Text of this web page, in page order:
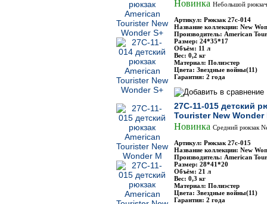
Новинка Небольшой
Артикул: Рюкзак 27с-014
Название коллекции: New
Производитель: American
Размер: 24*35*17
Объём: 11 л
Вес: 0,2 кг
Материал: Полиэстер
Цвета: Звездные войны(11)
Гарантия: 2 года
27C-11-015 детский
Tourister New Wonder
Новинка Средний рюкзак
Артикул: Рюкзак 27с-015
Название коллекции: New
Производитель: American
Размер: 28*41*20
Объём: 21 л
Вес: 0,3 кг
Материал: Полиэстер
Цвета: Звездные войны(11)
Гарантия: 2 года